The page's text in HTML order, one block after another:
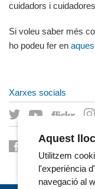
cuidadors i
Si voleu saber més
ho podeu fer en
Xarxes socials
Aquest
Utilitzem
l'experiència
navegació al